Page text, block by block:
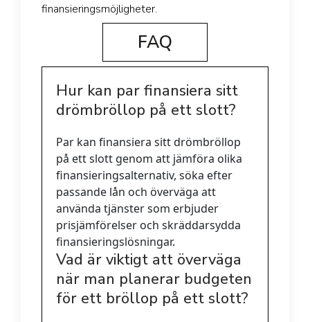
finansieringsmöjligheter.
FAQ
Hur kan par finansiera sitt
drömbröllop på ett slott?
Par kan finansiera sitt drömbröllop
på ett slott genom att jämföra olika
finansieringsalternativ, söka efter
passande lån och överväga att
använda tjänster som erbjuder
prisjämförelser och skräddarsydda
finansieringslösningar.
Vad är viktigt att överväga
när man planerar budgeten
för ett bröllop på ett slott?